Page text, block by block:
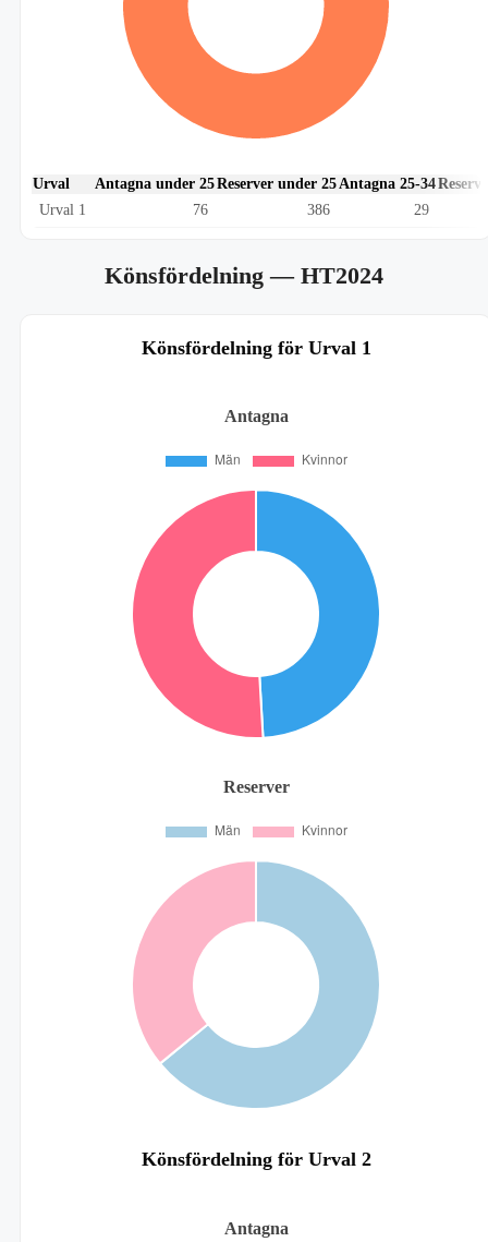
Urval Antagna under 25Reserver under 25 Antagna 25-34
Urval 1
76 386 29
Könsfördelning— HT2024
Könsfördelning för Urval 1
Antagna
Reserver
Könsfördelning för Urval 2
Antagna